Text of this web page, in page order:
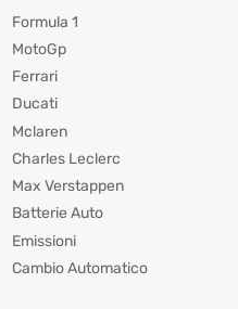
Formula 1
MotoGp
Ferrari
Ducati
Mclaren
Charles Leclerc
Max Verstappen
Batterie Auto
Emissioni
Cambio Automatico